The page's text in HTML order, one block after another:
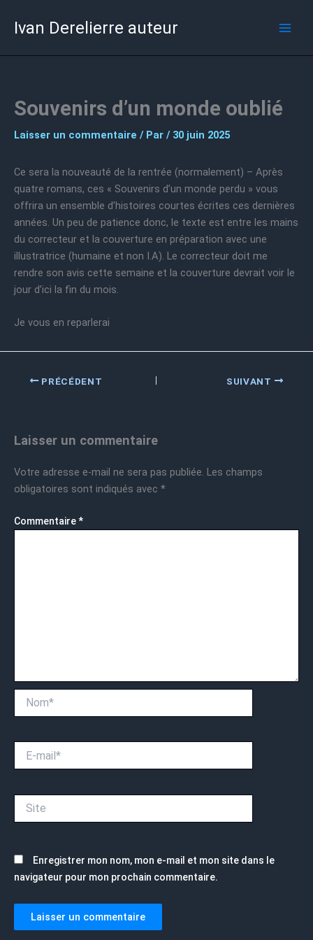
Ivan Derelierre auteur
Souvenirs d’un monde oublié
Laisser un commentaire / Par / 30 juin 2025
Ce sera la nouveauté de la rentrée (normalement) – Après
quatre romans, ces « Souvenirs d’un monde perdu » vous
offrira un ensemble d’histoires courtes écrites ces dernières
années. Un peu de patience donc, le texte est entre les mains
du correcteur et la couverture en préparation avec une
illustratrice (humaine et non I.A). Le correcteur doit me
rendre son avis cette semaine et la couverture devrait voir le
jour d’ici la fin du mois.
Je vous en reparlerai
PRÉCÉDENT SUIVANT
Laisser un commentaire
Votre adresse e-mail ne sera pas publiée. Les champs
obligatoires sont indiqués avec *
Commentaire*
mail*
Enregistrer mon nom, mon e-mail et mon site dans le
navigateur pour mon prochain commentaire.